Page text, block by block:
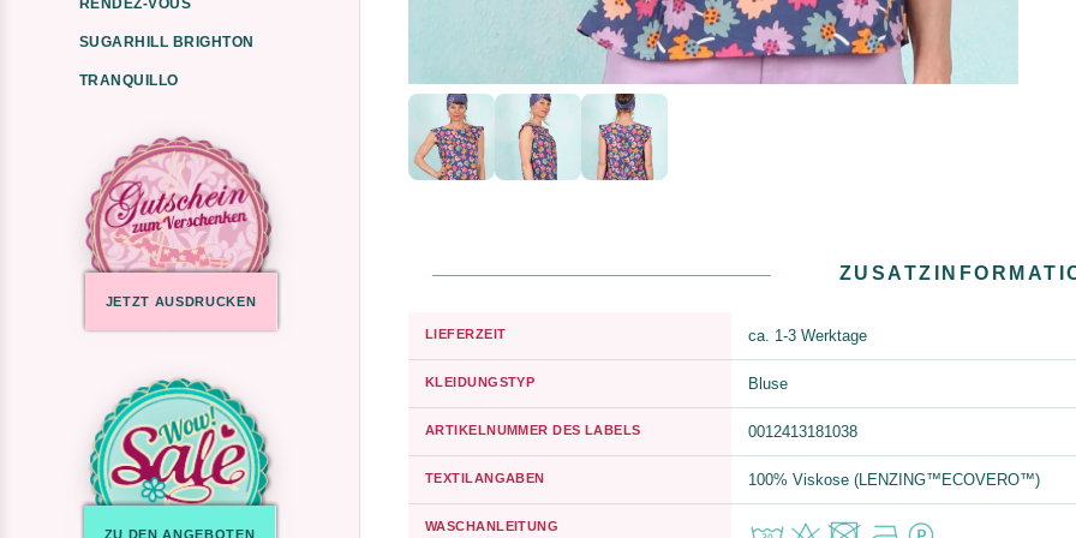
RENDEZ-VOUS
SUGARHILL BRIGHTON
TRANQUILLO
JETZT AUSDRUCKEN
ZU DEN ANGEBOTEN
LIEFERZEIT ca. 1-3 Werktage
KLEIDUNGSTYP Bluse
ARTIKELNUMMER DES LABELS 0012413181038
TEXTILANGABEN 100% Viskose (LENZING™ECOVERO™)
WASCHANLEITUNG